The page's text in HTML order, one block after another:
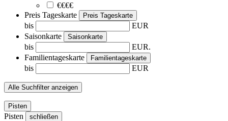
€€€€
Preis Tageskarte
Preis Tageskarte
bis
EUR
Saisonkarte
Saisonkarte
bis
EUR.
Familientageskarte
Familientageskarte
bis EUR
Alle Suchfilter anzeigen
Pisten
Pisten schließen